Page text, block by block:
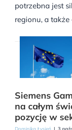
potrzebna jest
regionu, a także
Siemens
na całym
pozycję w